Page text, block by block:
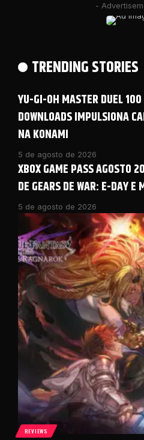
-
TRENDING STORIES
YU-GI-OH MASTER DUEL
DOWNLOADS IMPULSIONA
NA KONAMI
5 de agosto de 2026
XBOX GAME PASS AGOSTO
DE GEARS DE WAR: E-DAY E
5 de agosto de 2026
REVIEWS